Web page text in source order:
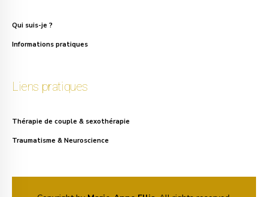
Qui suis-je ?
Informations pratiques
Liens pratiques
Thérapie de couple & sexothérapie
Traumatisme & Neuroscience